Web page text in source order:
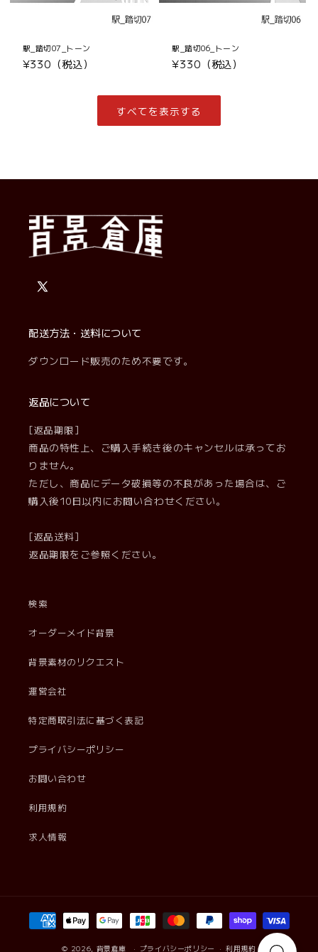
駅_踏切07_トーン
通
¥330（税込）
駅_踏切06_トーン
通
価
格
¥330（税込）
すべてを表示する
X
配送方法・送料について
ダウンロード販売のため不要です。
返品について
[返品期限]
商品の特性上、ご購入手続き後のキャンセルは承ってお
りません。
ただし、商品にデータ破損等の不良があった場合は、ご
購入後10日以内にお問い合わせください。
[返品送料]
返品期限をご参照ください。
検索
オーダーメイド背景
背景素材のリクエスト
運営会社
特定商取引法に基づく表記
プライバシーポリシー
お問い合わせ
利用規約
求人情報
決
済
© 2026, 背景倉庫 プライバシーポリシー 利用規約